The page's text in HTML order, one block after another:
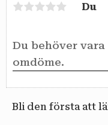
Du
Bli den första att